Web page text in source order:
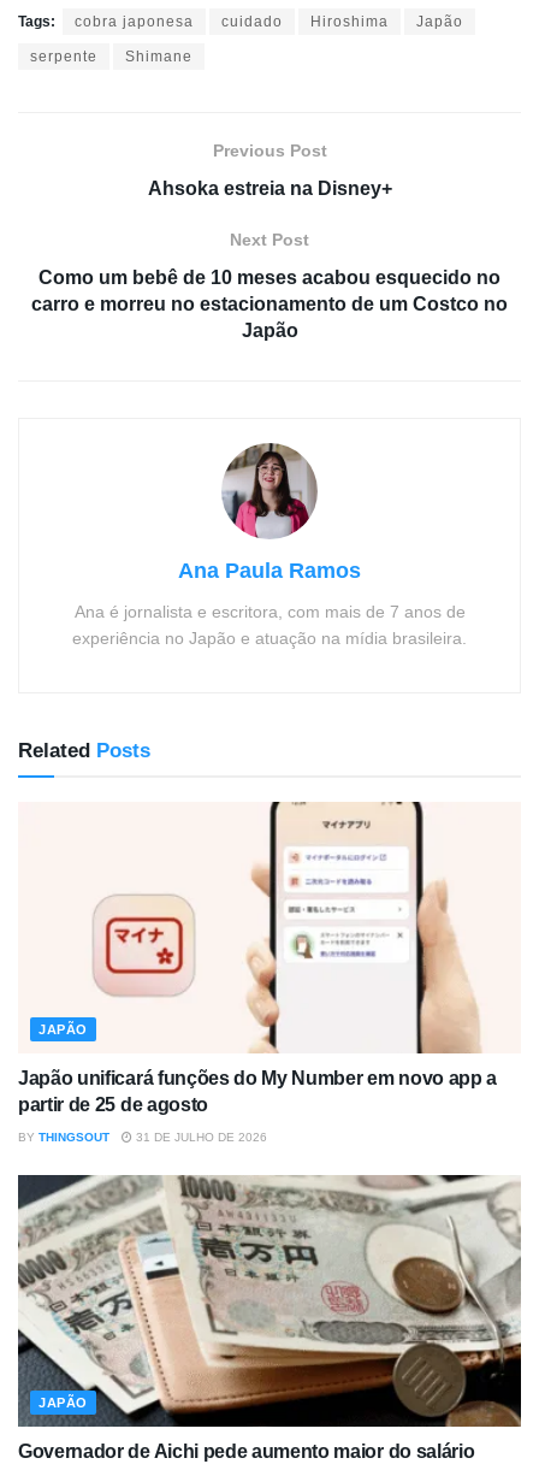
Tags: cobra japonesa cuidado Hiroshima Japão
serpente Shimane
Previous Post
Ahsoka estreia na Disney+
Next Post
Como um bebê de 10 meses acabou esquecido no
carro e morreu no estacionamento de um Costco no
Japão
Ana Paula Ramos
Ana é jornalista e escritora, com mais de 7 anos de
experiência no Japão e atuação na mídia brasileira.
Related Posts
JAPÃO
Japão unificará funções do My Number em novo app a
partir de 25 de agosto
BY THINGSOUT 31 DE JULHO DE 2026
JAPÃO
Governador de Aichi pede aumento maior do salário